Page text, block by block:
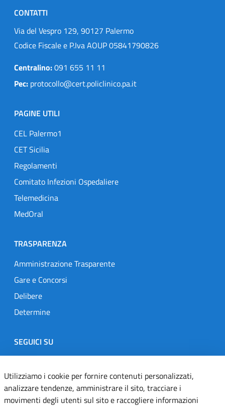
CONTATTI
Via del Vespro 129, 90127 Palermo
Codice Fiscale e P.Iva AOUP 05841790826
Centralino:091 655 11 11
Pec: protocollo@cert.policlinico.pa.it
PAGINE UTILI
CEL Palermo1
CET Sicilia
Regolamenti
Comitato Infezioni Ospedaliere
Telemedicina
MedOral
TRASPARENZA
Amministrazione Trasparente
Gare e Concorsi
Delibere
Determine
SEGUICI SU
Designers Italia
TwitterInstagramYoutubeLinkedin
Utilizziamo i cookie per fornire contenuti personalizzati,
analizzare tendenze, amministrare il sito, tracciare i
movimenti degli utenti sul sito e raccogliere informazioni